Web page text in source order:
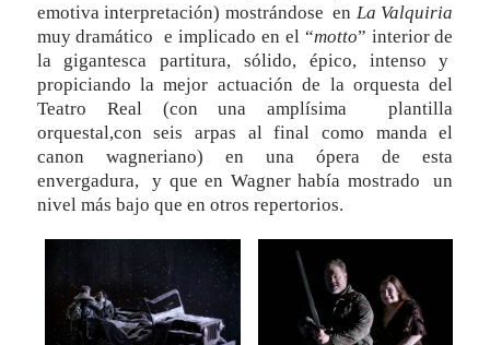
emotiva interpretación) mostrándose en La Valquiria
muy dramático e implicado en el “motto” interior de
la gigantesca partitura, sólido, épico, intenso y
propiciando la mejor actuación de la orquesta del
Teatro Real (con una amplísima plantilla
orquestal,con seis arpas al final como manda el
canon wagneriano) en una ópera de esta
envergadura, y que en Wagner había mostrado un
nivel más bajo que en otros repertorios.